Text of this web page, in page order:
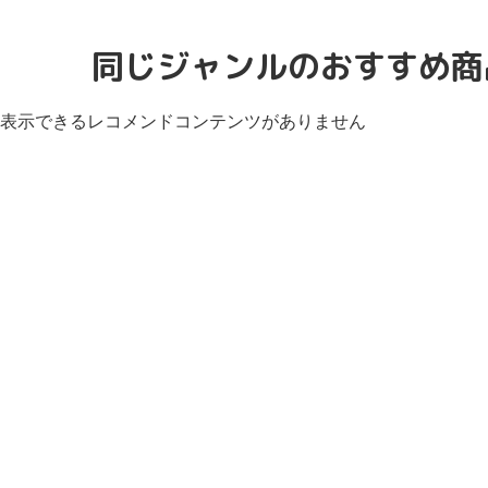
同じジャンルのおすすめ
表示できるレコメンドコンテンツがありません